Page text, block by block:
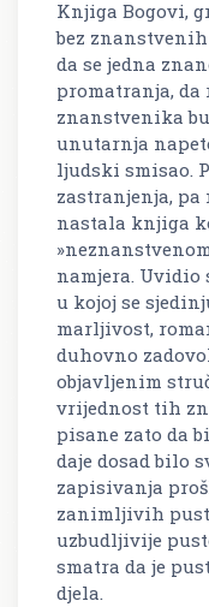
Knjiga Bogovi,
bez
da se jedna
promatranja,
znanstvenika
unutarnja
ljudski smisao.
zastranjenja,
nastala knjiga
namjera. Uvidio
u kojoj se
marljivost,
duhovno
objavljenim
vrijednost tih
pisane zato da
daje dosad bilo
zapisivanja
zanimljivih
uzbudljivije
smatra da je
djela.